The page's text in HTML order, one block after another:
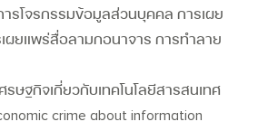
ารโจรกรรมข้อมูลส่วนบุคคล การเผย
ผยแพร่สื่อลามกอนาจาร การทำลาย
ษฐกิจเกี่ยวกับเทคโนโลยีสารสนเทศ
crime about information